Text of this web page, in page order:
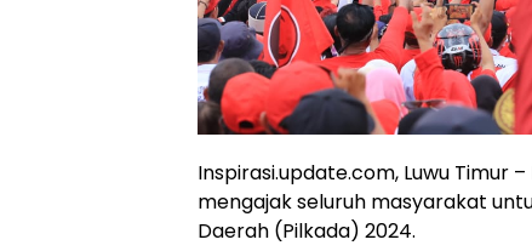
Inspirasi.update.com, Luwu Timur
mengajak seluruh masyarakat
Daerah (Pilkada) 2024.